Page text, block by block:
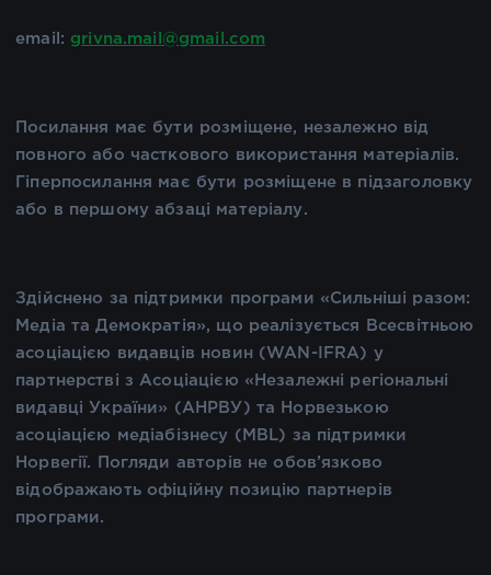
email: grivna.mail@gmail.com
Посилання має бути розміщене, незалежно від
повного або часткового використання матеріалів.
Гіперпосилання має бути розміщене в підзаголовку
або в першому абзаці матеріалу.
Здійснено за підтримки програми «Сильніші разом:
Медіа та Демократія», що реалізується Всесвітньою
асоціацією видавців новин (WAN-IFRA) у
партнерстві з Асоціацією «Незалежні регіональні
видавці України» (АНРВУ) та Норвезькою
асоціацією медіабізнесу (MBL) за підтримки
Норвегії. Погляди авторів не обов’язково
відображають офіційну позицію партнерів
програми.